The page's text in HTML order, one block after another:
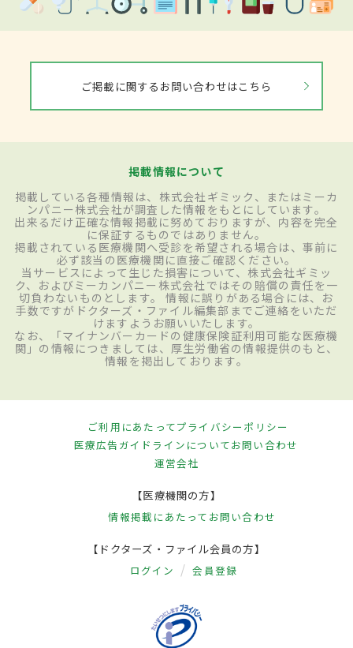
ご掲載に関するお問い合わせはこちら
掲載情報について
掲載している各種情報は、株式会社ギミック、またはミーカ
ンパニー株式会社が調査した情報をもとにしています。
出来るだけ正確な情報掲載に努めておりますが、内容を完全
に保証するものではありません。
掲載されている医療機関へ受診を希望される場合は、事前に
必ず該当の医療機関に直接ご確認ください。
当サービスによって生じた損害について、株式会社ギミッ
ク、およびミーカンパニー株式会社ではその賠償の責任を一
切負わないものとします。 情報に誤りがある場合には、お
手数ですがドクターズ・ファイル編集部までご連絡をいただ
けますようお願いいたします。
なお、「マイナンバーカードの健康保険証利用可能な医療機
関」の情報につきましては、厚生労働省の情報提供のもと、
情報を掲出しております。
ご利用にあたってプライバシーポリシー
医療広告ガイドラインについてお問い合わせ
運営会社
【医療機関の方】
情報掲載にあたって お問い合わせ
【ドクターズ・ファイル会員の方】
ログイン 会員登録